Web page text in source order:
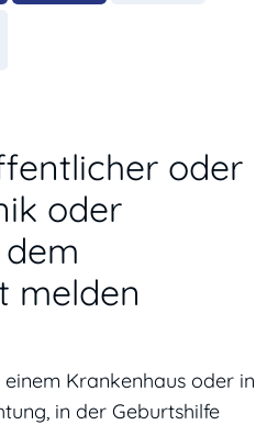
oder
oder
melden
Krankenhaus oder in
in der Geburtshilfe